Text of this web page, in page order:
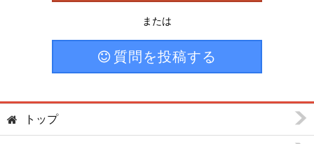
または
質問を投稿する
トップ